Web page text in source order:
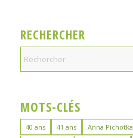
RECHERCHER
MOTS-CLÉS
40 ans 41 ans Anna Pichotka